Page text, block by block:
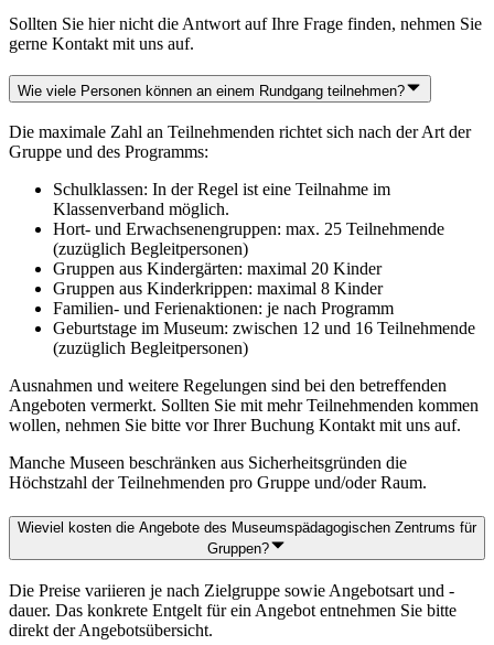
Sollten Sie hier nicht die Antwort auf Ihre Frage finden, nehmen Sie
gerne Kontakt mit uns auf.
Wie viele Personen können an einem Rundgang teilnehmen?
Die maximale Zahl an Teilnehmenden richtet sich nach der Art der
Gruppe und des Programms:
Schulklassen: In der Regel ist eine Teilnahme im
Klassenverband möglich.
Hort- und Erwachsenengruppen: max. 25 Teilnehmende
(zuzüglich Begleitpersonen)
Gruppen aus Kindergärten: maximal 20 Kinder
Gruppen aus Kinderkrippen: maximal 8 Kinder
Familien- und Ferienaktionen: je nach Programm
Geburtstage im Museum: zwischen 12 und 16 Teilnehmende
(zuzüglich Begleitpersonen)
Ausnahmen und weitere Regelungen sind bei den betreffenden
Angeboten vermerkt. Sollten Sie mit mehr Teilnehmenden kommen
wollen, nehmen Sie bitte vor Ihrer Buchung Kontakt mit uns auf.
Manche Museen beschränken aus Sicherheitsgründen die
Höchstzahl der Teilnehmenden pro Gruppe und/oder Raum.
Wieviel kosten die Angebote des Museumspädagogischen Zentrums für
Gruppen?
Die Preise variieren je nach Zielgruppe sowie Angebotsart und -
dauer. Das konkrete Entgelt für ein Angebot entnehmen Sie bitte
direkt der Angebotsübersicht.